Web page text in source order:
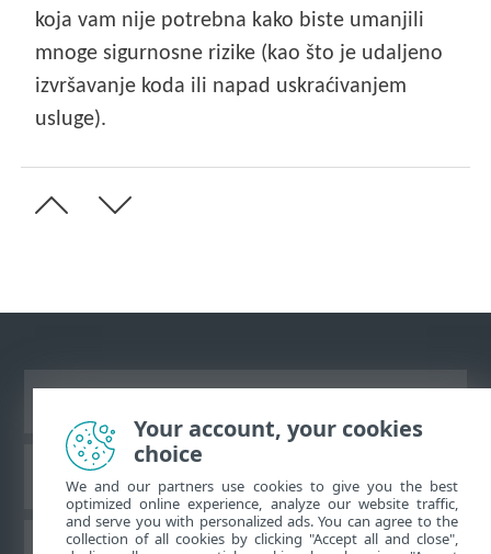
koja vam nije potrebna kako biste umanjili
mnoge sigurnosne rizike (kao što je udaljeno
izvršavanje koda ili napad uskraćivanjem
usluge).
ESET-ova baza znanja
Your account, your cookies
choice
We and our partners use cookies to give you the best
optimized online experience, analyze our website traffic,
and serve you with personalized ads. You can agree to the
collection of all cookies by clicking "Accept all and close",